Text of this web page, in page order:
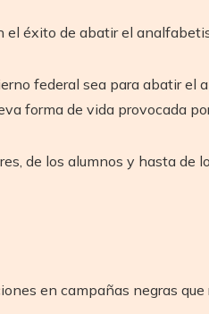
el éxito de abatir el
federal sea para abatir el
forma de vida provocada
de los alumnos y hasta de
en campañas negras